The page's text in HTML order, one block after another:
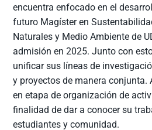
encuentra enfocado en el
futuro Magíster en
Naturales y Medio Ambiente de
admisión en 2025. Junto con
unificar sus líneas de
y proyectos de manera conjunta.
en etapa de organización de
finalidad de dar a conocer su
estudiantes y comunidad.